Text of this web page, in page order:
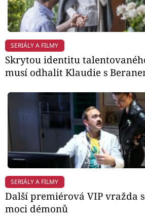
SERIÁLY A FILMY
Skrytou identitu
musí odhalit Klaudie s
SERIÁLY A FILMY
Další premiérová VIP vražda
moci démonů